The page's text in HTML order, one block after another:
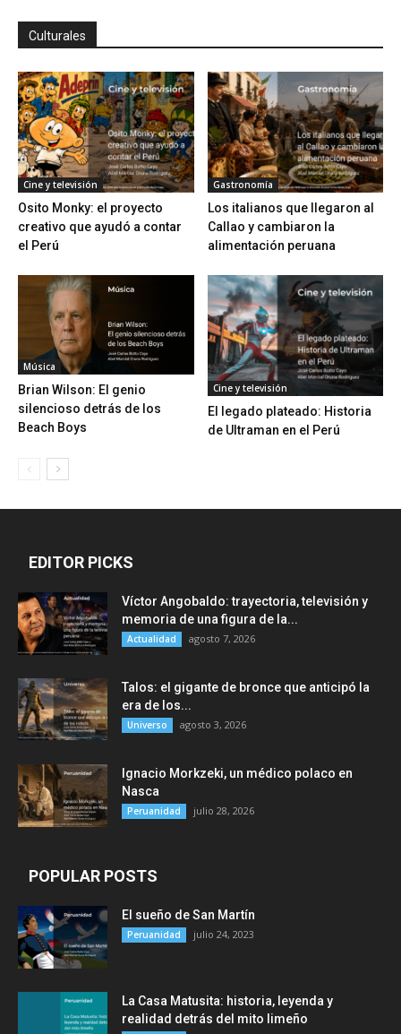
Culturales
Cine y televisión
Osito Monky: el proyecto
creativo que ayudó a contar
el Perú
Gastronomía
Los italianos que llegaron al
Callao y cambiaron la
alimentación peruana
Música
Brian Wilson: El genio
silencioso detrás de los
Beach Boys
Cine y televisión
El legado plateado: Historia
de Ultraman en el Perú
EDITOR PICKS
Víctor Angobaldo: trayectoria, televisión y
memoria de una figura de la...
Actualidad agosto 7, 2026
Talos: el gigante de bronce que anticipó la
era de los...
Universo agosto 3, 2026
Ignacio Morkzeki, un médico polaco en
Nasca
Peruanidad julio 28, 2026
POPULAR POSTS
El sueño de San Martín
Peruanidad julio 24, 2023
La Casa Matusita: historia, leyenda y
realidad detrás del mito limeño